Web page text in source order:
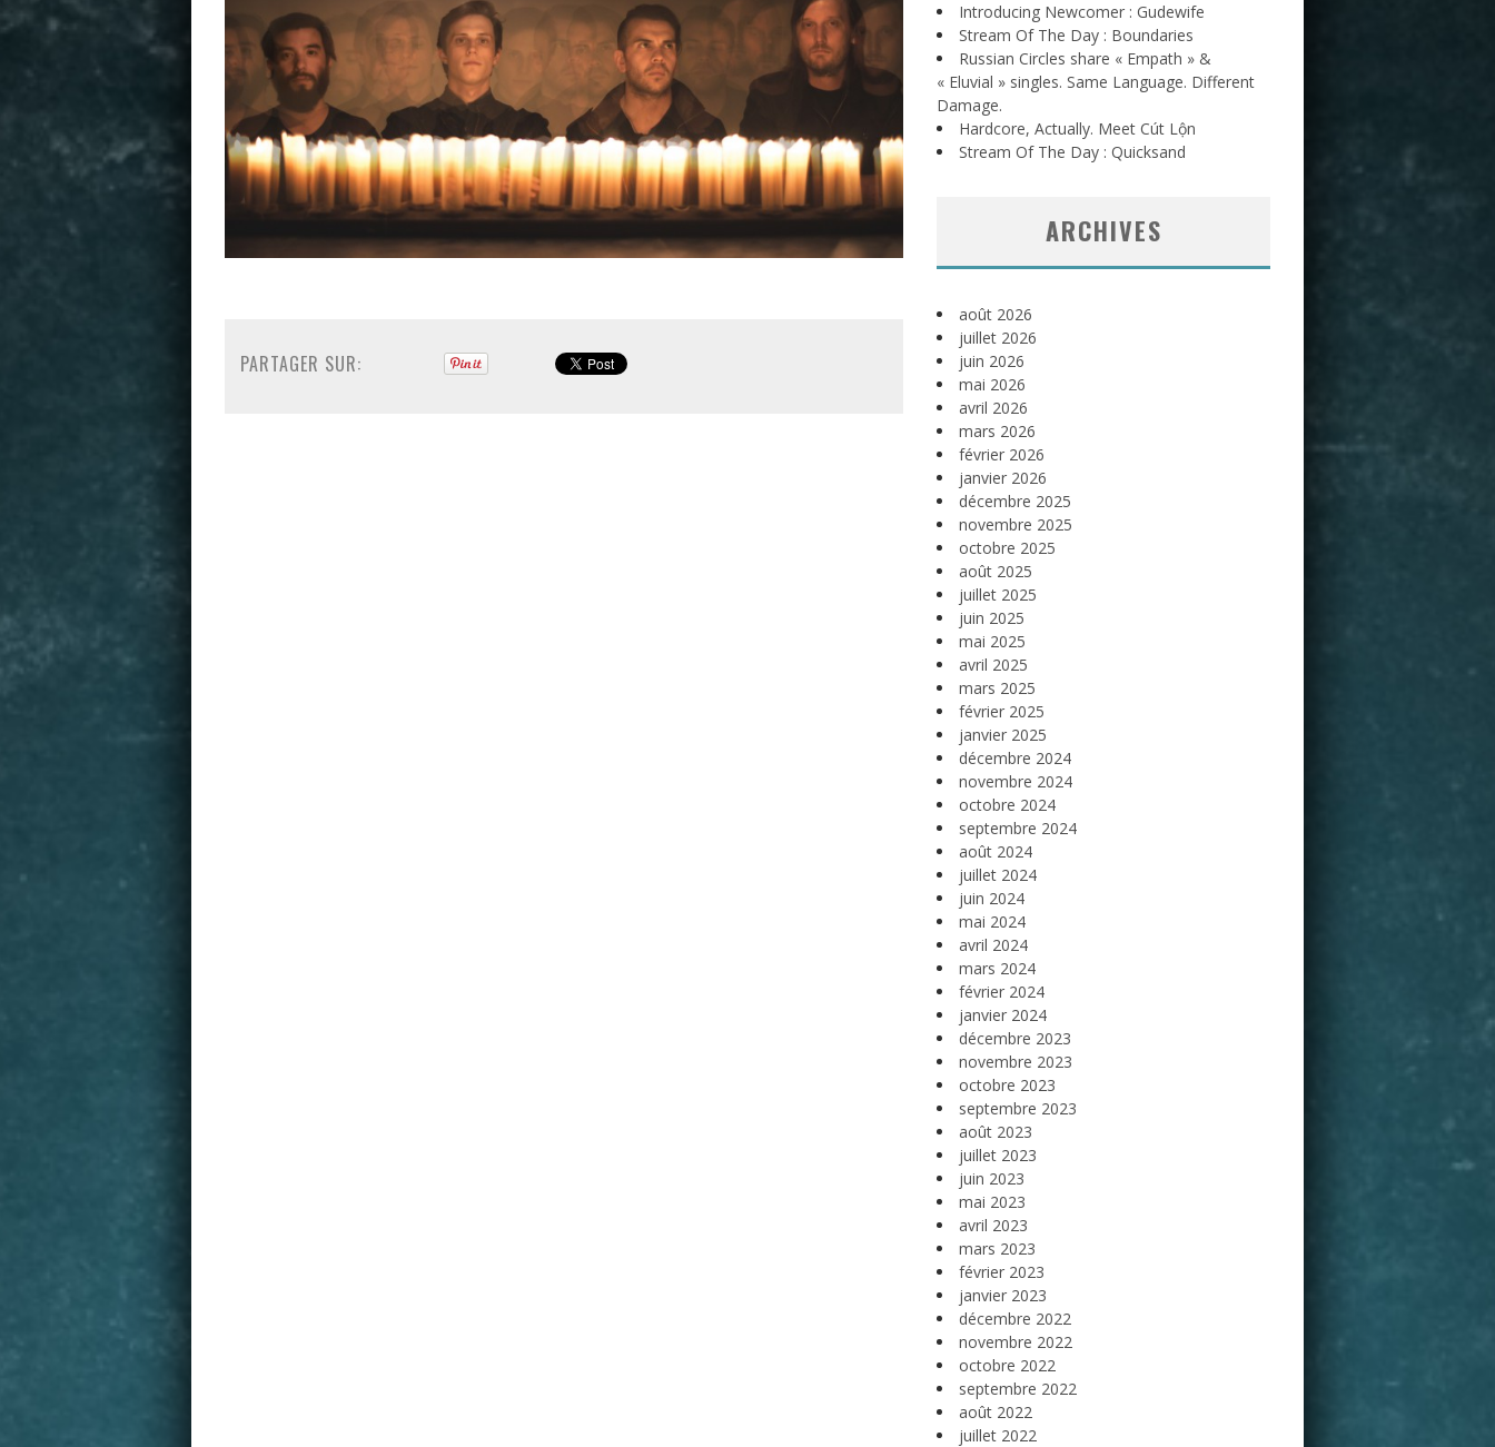
PARTAGER SUR:
Introducing Newcomer : Gudewife
Stream Of The Day : Boundaries
Russian Circles share « Empath » &
« Eluvial » singles. Same Language. Different
Damage.
Hardcore, Actually. Meet Cút Lộn
Stream Of The Day : Quicksand
ARCHIVES
août 2026
juillet 2026
juin 2026
mai 2026
avril 2026
mars 2026
février 2026
janvier 2026
décembre 2025
novembre 2025
octobre 2025
août 2025
juillet 2025
juin 2025
mai 2025
avril 2025
mars 2025
février 2025
janvier 2025
décembre 2024
novembre 2024
octobre 2024
septembre 2024
août 2024
juillet 2024
juin 2024
mai 2024
avril 2024
mars 2024
février 2024
janvier 2024
décembre 2023
novembre 2023
octobre 2023
septembre 2023
août 2023
juillet 2023
juin 2023
mai 2023
avril 2023
mars 2023
février 2023
janvier 2023
décembre 2022
novembre 2022
octobre 2022
septembre 2022
août 2022
juillet 2022